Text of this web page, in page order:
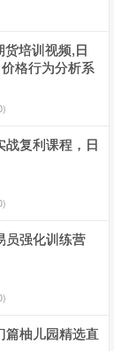
培训视频,日
格行为分析系
战复利课程，日
员强化训练营
篇柚儿园精选直